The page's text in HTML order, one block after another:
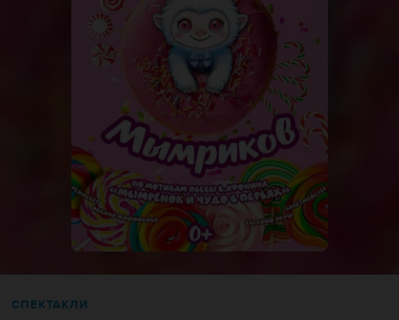
СПЕКТАКЛИ